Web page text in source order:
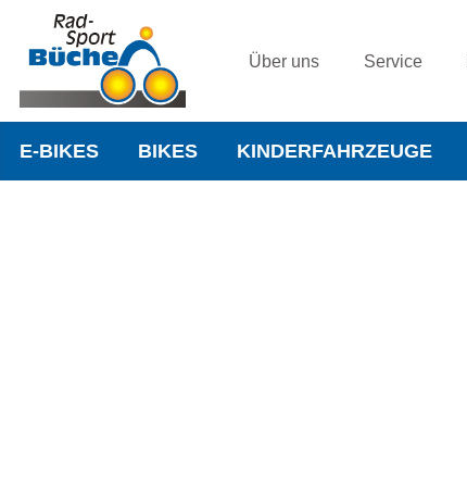
Über uns Service
E-BIKES BIKES KINDERFAHRZEUGE